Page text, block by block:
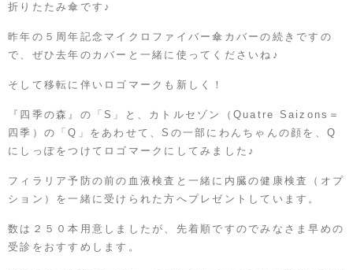
折りたたみ傘です♪
昨年の ５周年記念マイクロファイバー傘カバーの続きですの
で、ぜひ去年のカバーと一緒に使ってくださいね♪
そして移転に伴いロゴマークも新しく！
『四季の森』の「S」と、カトルセゾン（Quatre Saizons＝
四季）の「Q」をあわせて、Sの一部にわんちゃんの顔を、Q
にしっぽをつけてロゴマークにしてみました♪
フィラリア予防の前の血液検査と一緒に内臓の健康検査（オプ
ション）を一緒に受けられた方へプレゼントしています。
数は２５０本用意しましたが、先着順ですのでみなさま早めの
受診をおすすめします。